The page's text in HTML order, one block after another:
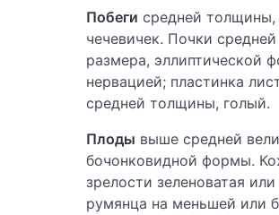
Побеги средней толщины,
чечевичек. Почки
размера, эллиптической
нервацией; пластинка
средней толщины, голый.
Плоды выше средней
бочонковидной формы.
зрелости зеленоватая
румянца на меньшей или